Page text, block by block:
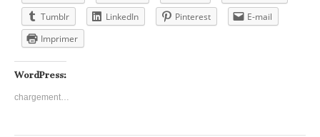
Tumblr
LinkedIn Pinterest
E-mail
Imprimer
WordPress:
chargement…